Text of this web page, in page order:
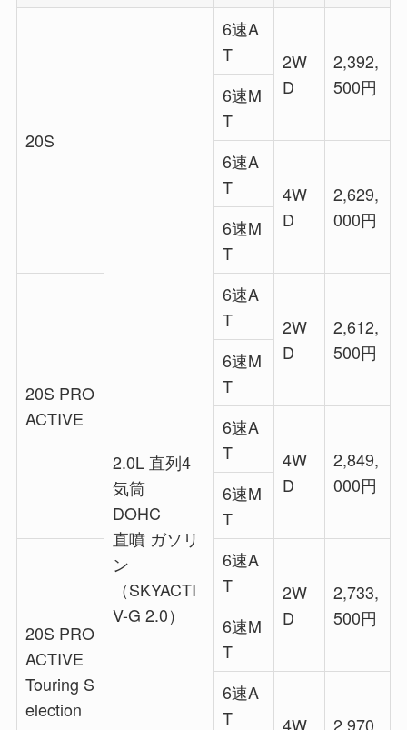
20S
2.0L 直列4
気筒
DOHC
直噴 ガソリ
ン
（SKYACTI
V-G 2.0）
6速A
T
2W
D
2,392,
500円
6速M
T
6速A
T
4W
D
2,629,
000円
6速M
T
20S PRO
ACTIVE
6速A
T
2W
D
2,612,
500円
6速M
T
6速A
T
4W
D
2,849,
000円
6速M
T
20S PRO
ACTIVE
Touring S
election
6速A
T
2W
D
2,733,
500円
6速M
T
6速A
T
4W
2,970,